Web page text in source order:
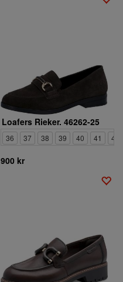
Loafers Rieker. 46262-25
36 37 38 39 40 41 42
900 kr